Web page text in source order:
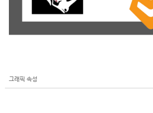
그래픽 속성